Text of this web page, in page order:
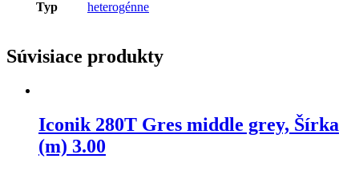
Typ heterogénne
Súvisiace produkty
Iconik 280T Gres middle grey, Šírka
(m) 3.00